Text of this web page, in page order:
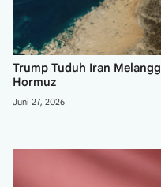
Senjata di Selat